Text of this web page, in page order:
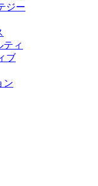
ジー
ティ
ブ
ン